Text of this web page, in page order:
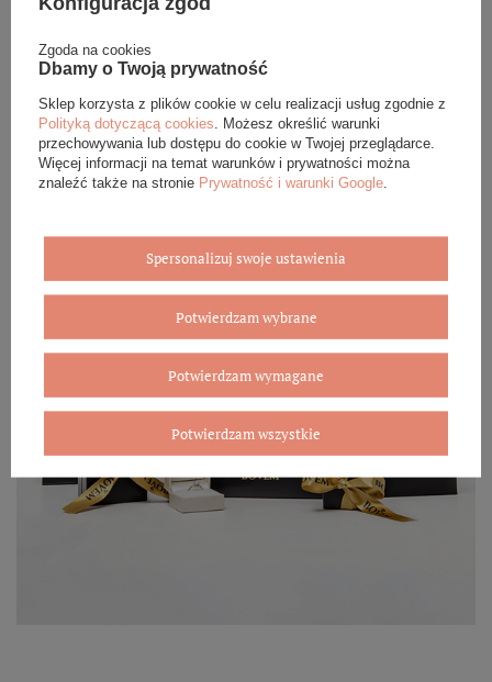
każdego zamówienia dołączamy pudełko ze skóry
mogą się różnić ze względu na wybrany asortyment.
WYBIERZ PREZENT
Zgoda na cookies
Dbamy o Twoją prywatność
Sklep korzysta z plików cookie w celu realizacji usług zgodnie z
Polityką dotyczącą cookies . Możesz określić warunki
przechowywania lub dostępu do cookie w Twojej przeglądarce.
Więcej informacji na temat warunków i prywatności można
znaleźć także na stronie Prywatność i warunki Google
Spersonalizuj swoje ustawienia
Potwierdzam wybrane
Potwierdzam wymagane
Potwierdzam wszystkie